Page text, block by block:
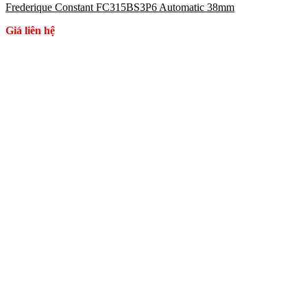
Frederique Constant FC315BS3P6 Automatic 38mm
Giá liên hệ